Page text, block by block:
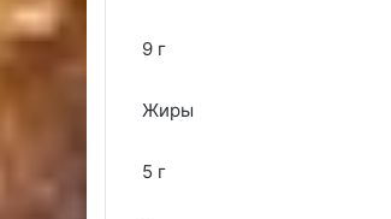
9 г
Жиры
5 г